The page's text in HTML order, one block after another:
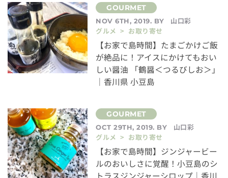
NOV 6TH, 2019. BY
山口彩
グルメ > お取り寄せ
【お家で島時間】たまごかけご飯
が絶品に！アイスにかけてもおい
しい醤油 「鶴醤＜つるびしお＞」
｜香川県 小豆島
OCT 29TH, 2019. BY
山口彩
グルメ > お取り寄せ
【お家で島時間】ジンジャービー
ルのおいしさに覚醒！小豆島のシ
トラスジンジャーシロップ｜香川